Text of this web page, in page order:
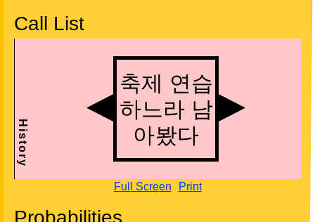
Call List
Full Screen Print
Probabilities